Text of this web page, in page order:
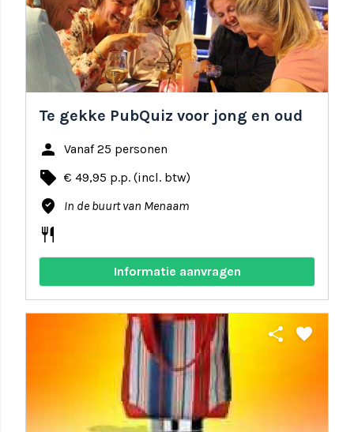
Te gekke PubQuiz voor jong en oud
person Vanaf 25 personen
local_offer € 49,95 p.p. (incl. btw)
where_to_vote In de buurt van Menaam
restaurant
Informatie aanvragen
share favorite